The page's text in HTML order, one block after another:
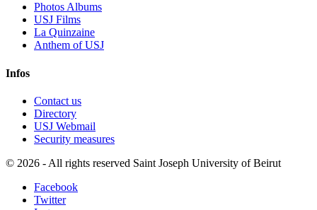
Photos Albums
USJ Films
La Quinzaine
Anthem of USJ
Infos
Contact us
Directory
USJ Webmail
Security measures
© 2026 - All rights reserved Saint Joseph University of Beirut
Facebook
Twitter